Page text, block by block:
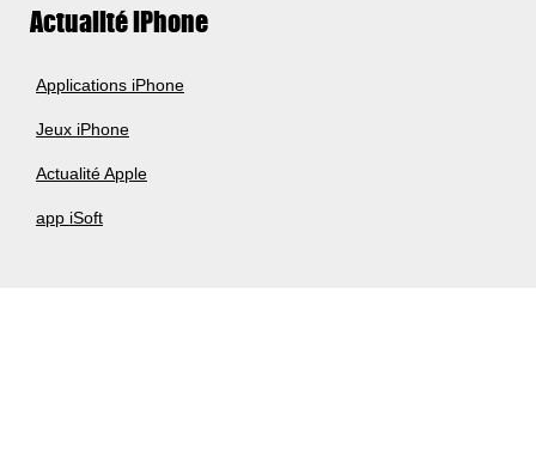
Actualité iPhone
Applications iPhone
Jeux iPhone
Actualité Apple
app iSoft